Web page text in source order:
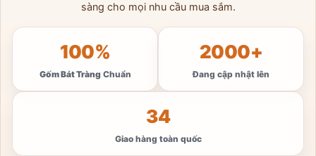
sàng cho mọi nhu cầu mua sắm.
100%
Gốm Bát TràngChuẩn
2000+
Đang cập nhật lên
34
Giao hàng toàn quốc